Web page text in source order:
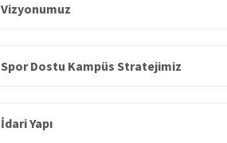
Vizyonumuz
Spor Dostu Kampüs Stratejimiz
İdari Yapı